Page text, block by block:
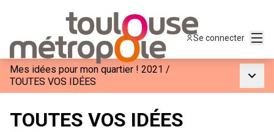
Se connecter
Mes idées pour mon quartier ! 2021 /
TOUTES VOS IDÉES
TOUTES VOS IDÉES